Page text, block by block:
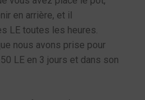
en arrière, et il
LE toutes les heures.
nous avons prise pour
LE en 3 jours et dans son